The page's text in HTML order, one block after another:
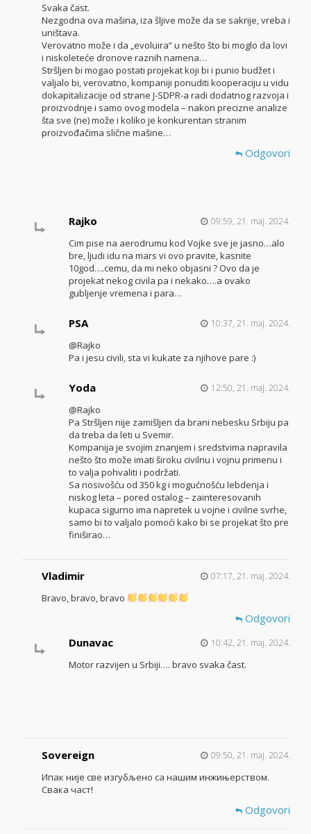
Svaka čast.
Nezgodna ova mašina, iza šljive može da se sakrije, vreba i
uništava.
Verovatno može i da „evoluira“ u nešto što bi moglo da lovi
i niskoleteće dronove raznih namena…
Stršljen bi mogao postati projekat koji bi i punio budžet i
valjalo bi, verovatno, kompaniji ponuditi kooperaciju u vidu
dokapitalizacije od strane J-SDPR-a radi dodatnog razvoja i
proizvodnje i samo ovog modela – nakon precizne analize
šta sve (ne) može i koliko je konkurentan stranim
proizvođačima slične mašine…
Odgovori
Rajko 09:59, 21. maj. 2024.
Cim pise na aerodrumu kod Vojke sve je jasno…alo
bre, ljudi idu na mars vi ovo pravite, kasnite
10god….cemu, da mi neko objasni ? Ovo da je
projekat nekog civila pa i nekako….a ovako
gubljenje vremena i para…
PSA 10:37, 21. maj. 2024.
@Rajko
Pa i jesu civili, sta vi kukate za njihove pare :)
Yoda 12:50, 21. maj. 2024.
@Rajko
Pa Stršljen nije zamišljen da brani nebesku Srbiju pa
da treba da leti u Svemir.
Kompanija je svojim znanjem i sredstvima napravila
nešto što može imati široku civilnu i vojnu primenu i
to valja pohvaliti i podržati.
Sa nosivošću od 350 kg i mogućnošću lebdenja i
niskog leta – pored ostalog – zainteresovanih
kupaca sigurno ima napretek u vojne i civilne svrhe,
samo bi to valjalo pomoći kako bi se projekat što pre
finiširao…
Vladimir 07:17, 21. maj. 2024.
Bravo, bravo, bravo
Odgovori
Dunavac
10:42, 21. maj. 2024.
Motor razvijen u Srbiji…. bravo svaka čast.
Sovereign 09:50, 21. maj. 2024.
Ипак није све изгубљено са нашим инжињерством.
Свака част!
Odgovori